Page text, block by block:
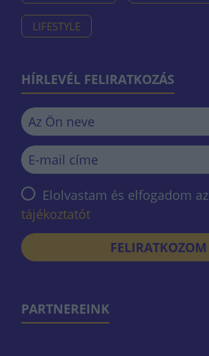
LIFESTYLE
HÍRLEVÉL FELIRATKOZÁS
Elolvastam és elfogadom az
tájékoztatót
FELIRATKOZOM
PARTNEREINK